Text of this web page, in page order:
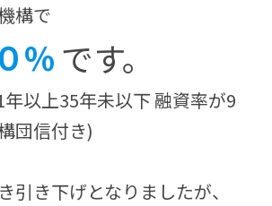
構で
%です。
以上35年未以下 融資率が9
団信付き)
引き下げとなりましたが、